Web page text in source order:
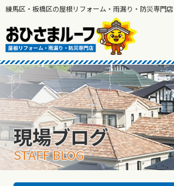
練馬区・板橋区の屋根リフォーム・雨漏り・防災専門店
現場ブログ
STAFF BLOG